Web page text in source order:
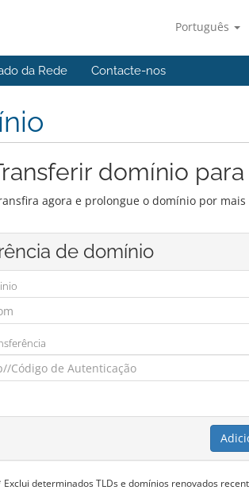
Português
da Rede Contacte-nos
domínio
agora e prolongue o domínio por mais
de domínio
Exclui determinados TLDs e domínios renovados